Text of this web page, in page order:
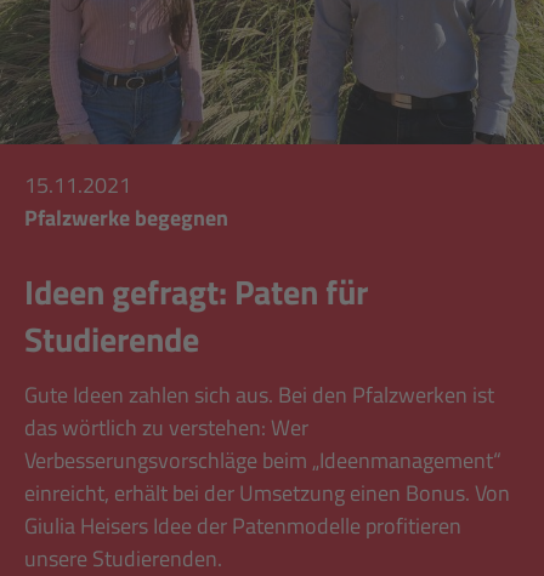
15.11.2021
Pfalzwerke begegnen
Ideen gefragt: Paten für
Studierende
Gute Ideen zahlen sich aus. Bei den Pfalzwerken ist
das wörtlich zu verstehen: Wer
Verbesserungsvorschläge beim „Ideenmanagement“
einreicht, erhält bei der Umsetzung einen Bonus. Von
Giulia Heisers Idee der Patenmodelle profitieren
unsere Studierenden.